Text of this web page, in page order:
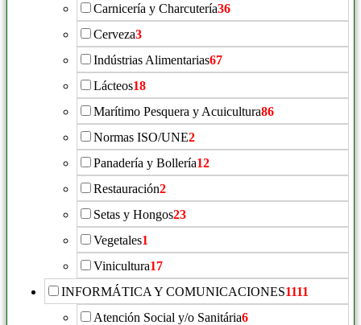
Carnicería y Charcutería36
Cerveza3
Indústrias Alimentarias67
Lácteos18
Marítimo Pesquera y Acuicultura86
Normas ISO/UNE2
Panadería y Bollería12
Restauración2
Setas y Hongos23
Vegetales1
Vinicultura17
INFORMÁTICA Y COMUNICACIONES1111
Atención Social y/o Sanitária6